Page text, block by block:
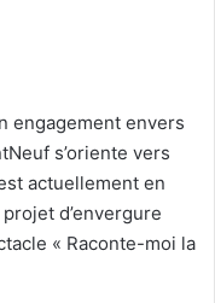
engagement envers
s’oriente vers
actuellement en
d’envergure
« Raconte-moi la